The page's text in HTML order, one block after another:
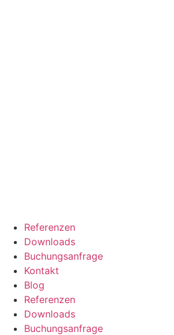
Referenzen
Downloads
Buchungsanfrage
Kontakt
Blog
Referenzen
Downloads
Buchungsanfrage